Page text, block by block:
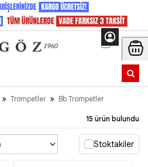
Trompetler Bb Trompetler
15 ürün bulundu
Stoktakiler